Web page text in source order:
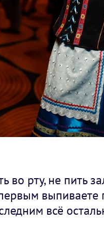
во рту, не пить
всё